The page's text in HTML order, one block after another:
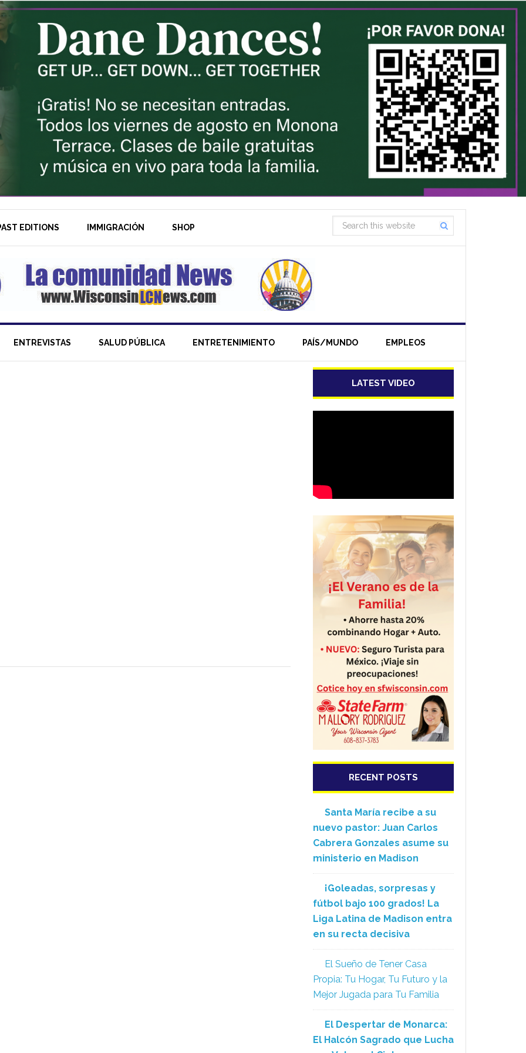
EDITIONS IMMIGRACIÓN SHOP
ENTREVISTAS SALUD PÚBLICA ENTRETENIMIENTO PAÍS/MUNDO EMPLEOS
LATEST VIDEO
RECENT POSTS
Santa María recibe a su
nuevo pastor: Juan Carlos
Cabrera Gonzales asume su
ministerio en Madison
¡Goleadas, sorpresas y
fútbol bajo 100 grados! La
Liga Latina de Madison entra
en su recta decisiva
El Sueño de Tener Casa
Propia: Tu Hogar, Tu Futuro y la
Mejor Jugada para Tu Familia
El Despertar de Monarca:
El Halcón Sagrado que Lucha